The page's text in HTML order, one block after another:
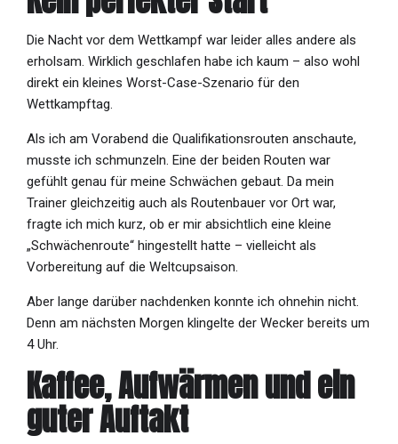
Die Nacht vor dem Wettkampf war leider alles andere als
erholsam. Wirklich geschlafen habe ich kaum – also wohl
direkt ein kleines Worst-Case-Szenario für den
Wettkampftag.
Als ich am Vorabend die Qualifikationsrouten anschaute,
musste ich schmunzeln. Eine der beiden Routen war
gefühlt genau für meine Schwächen gebaut. Da mein
Trainer gleichzeitig auch als Routenbauer vor Ort war,
fragte ich mich kurz, ob er mir absichtlich eine kleine
„Schwächenroute“ hingestellt hatte – vielleicht als
Vorbereitung auf die Weltcupsaison.
Aber lange darüber nachdenken konnte ich ohnehin nicht.
Denn am nächsten Morgen klingelte der Wecker bereits um
4 Uhr.
Kaffee, Aufwärmen und ein
guter Auftakt